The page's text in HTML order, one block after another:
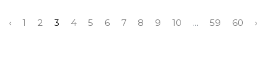
‹ 1 2 3 4 5 6 7 8 9 10 ... 59 60 ›